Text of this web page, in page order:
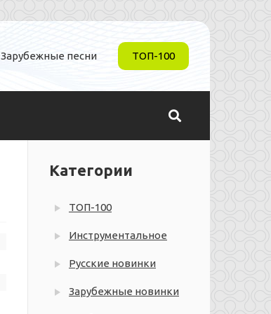
Зарубежные песни ТОП-100
Категории
ТОП-100
Инструментальное
Русские новинки
Зарубежные новинки